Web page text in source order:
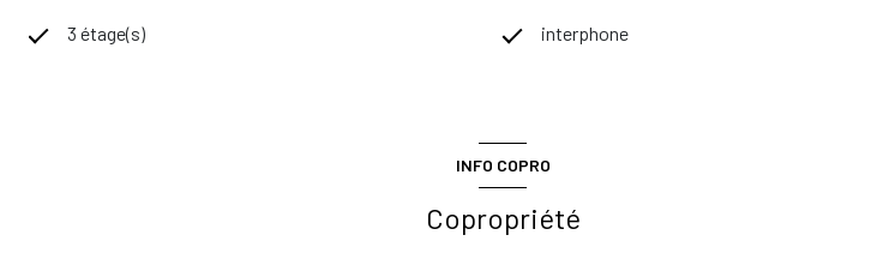
3 étage(s) interphone
INFO COPRO
Copropriété